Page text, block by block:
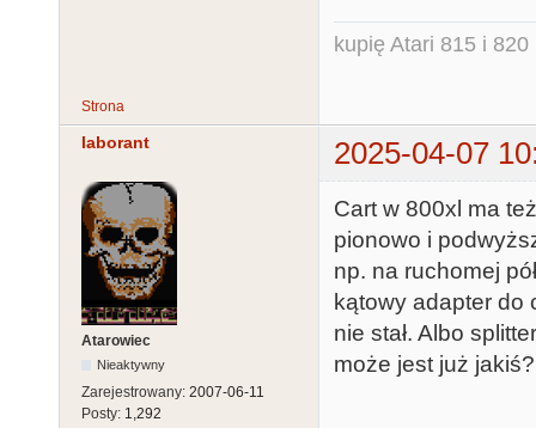
kupię Atari 815 i 820
Strona
laborant 2025-04-07
Atarowiec
Nieaktywny
Zarejestrowany: 2007-06-11
Posty: 1,292
Cart w 800xl ma
pionowo i
np. na ruchomej
kątowy adapter do
nie stał. Albo
może jest już jakiś?